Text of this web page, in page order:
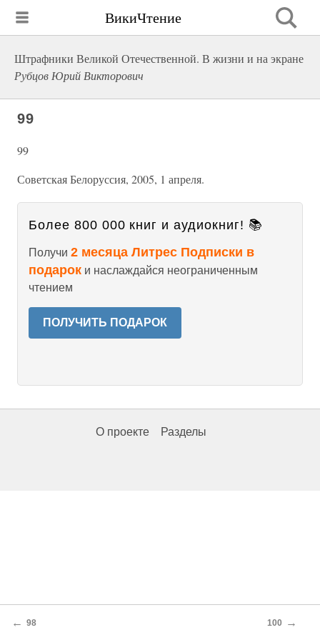
ВикиЧтение
Штрафники Великой Отечественной. В жизни и на экране
Рубцов Юрий Викторович
99
99
Советская Белоруссия, 2005, 1 апреля.
Более 800 000 книг и аудиокниг! 📚
Получи 2 месяца Литрес Подписки в
подарок и наслаждайся неограниченным
чтением
ПОЛУЧИТЬ ПОДАРОК
О проекте Разделы
← 98 100 →